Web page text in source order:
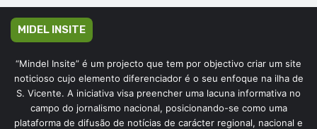
MIDEL INSITE
“Mindel Insite” é um projecto que tem por objectivo criar um site
noticioso cujo elemento diferenciador é o seu enfoque na ilha de
S. Vicente. A iniciativa visa preencher uma lacuna informativa no
campo do jornalismo nacional, posicionando-se como uma
plataforma de difusão de notícias de carácter regional, nacional e